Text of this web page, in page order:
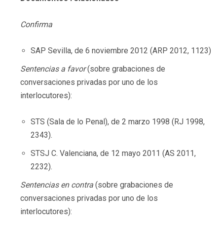
Confirma
SAP Sevilla, de 6 noviembre 2012 (ARP 2012, 1123)
Sentencias a favor(sobre grabaciones de
conversaciones privadas por uno de los
interlocutores):
STS (Sala de lo Penal), de 2 marzo 1998 (RJ 1998,
2343).
STSJ C. Valenciana, de 12 mayo 2011 (AS 2011,
2232).
Sentencias en contra (sobre grabaciones de
conversaciones privadas por uno de los
interlocutores):